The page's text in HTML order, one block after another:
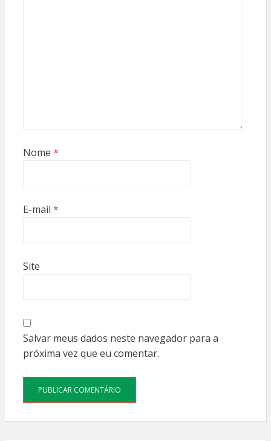
Nome *
E-mail *
Site
Salvar meus dados neste navegador para a
próxima vez que eu comentar.